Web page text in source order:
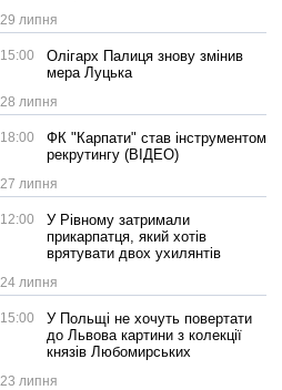
29 липня
15:00
Олігарх Палиця знову змінив
мера Луцька
28 липня
18:00
ФК "Карпати" став інструментом
рекрутингу (ВІДЕО)
27 липня
12:00
У Рівному затримали
прикарпатця, який хотів
врятувати двох ухилянтів
24 липня
15:00
У Польщі не хочуть повертати
до Львова картини з колекції
князів Любомирських
23 липня